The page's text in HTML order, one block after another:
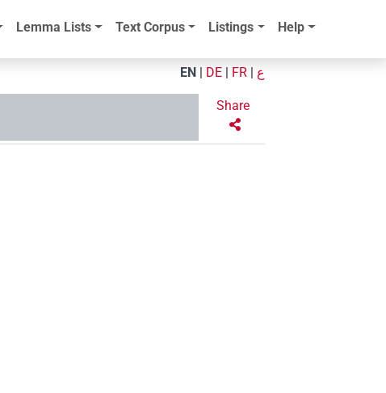
Lemma Lists Text Corpus Listings Help
EN DE FR ع
Share